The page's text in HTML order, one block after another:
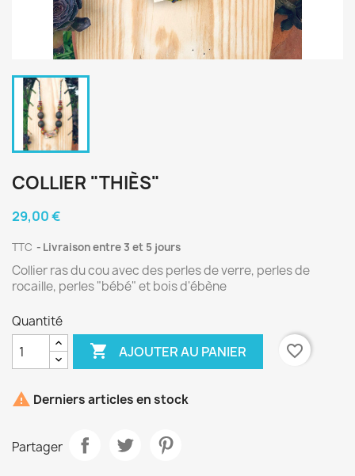
COLLIER "THIÈS"
29,00 €
TTC Livraison entre 3 et 5 jours
Collier ras du cou avec des perles de verre, perles de
rocaille, perles "bébé" et bois d'ébène
Quantité
 AJOUTER AU PANIER favorite_border
 Derniers articles en stock
Partager